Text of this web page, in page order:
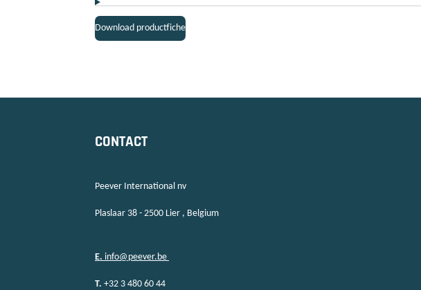
Download productfiche
CONTACT
Peever International nv
Plaslaar 38 - 2500 Lier , Belgium
E. info@peever.be
T. +32 3 480 60 44